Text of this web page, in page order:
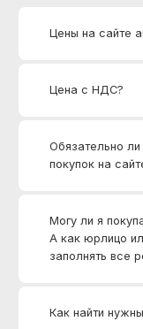
Цены на сайте
Цена с НДС?
Обязательно ли
покупок на
Могу ли я
А как юрлицо
заполнять все
Как найти